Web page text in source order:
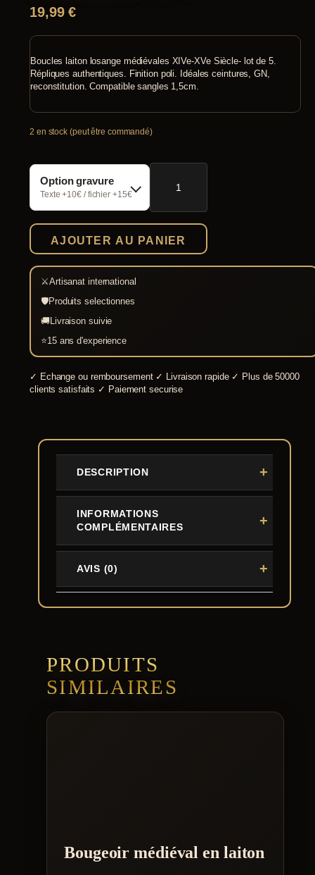
19,99€
Boucles laiton losange médiévales XIVe-XVe Siècle- lot de 5.
Répliques authentiques. Finition poli. Idéales ceintures, GN,
reconstitution. Compatible sangles 1,5cm.
2 en stock (peut être commandé)
Option gravure
Texte +10€ / fichier +15€
quantité
Boucles
Laiton
XIVe-
XVe
Siècle
AJOUTER AU PANIER
⚔Artisanat international
🛡Produits selectionnes
🚚Livraison suivie
⭐15 ans d'experience
✓ Echange ou remboursement ✓ Livraison rapide ✓ Plus de 50000
clients satisfaits ✓ Paiement securise
DESCRIPTION
INFORMATIONS
COMPLÉMENTAIRES
AVIS (0)
PRODUITS
SIMILAIRES
Bougeoir médiéval en laiton